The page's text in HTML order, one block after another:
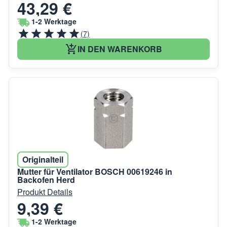
43,29 €
1-2 Werktage
(7)
IN DEN WARENKORB
Originalteil
Mutter für Ventilator BOSCH 00619246 in
Backofen Herd
Produkt Details
9,39 €
1-2 Werktage